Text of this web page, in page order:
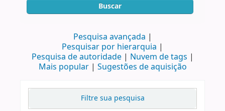
Buscar
Pesquisa avançada
Pesquisar por hierarquia
Pesquisa de autoridade
Nuvem de tags
Mais popular
Sugestões de aquisição
Filtre sua pesquisa